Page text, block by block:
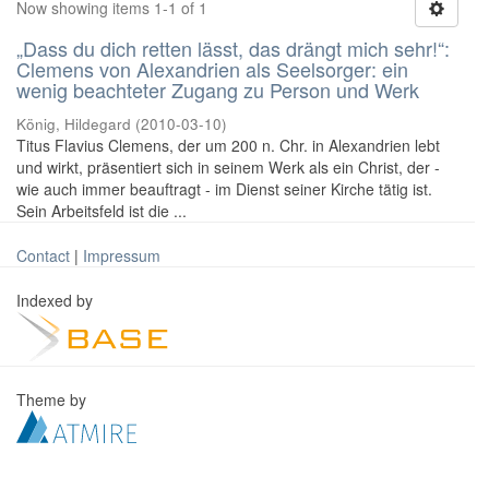
Now showing items 1-1 of 1
„Dass du dich retten lässt, das drängt mich sehr!“:
Clemens von Alexandrien als Seelsorger: ein
wenig beachteter Zugang zu Person und Werk
König, Hildegard (2010-03-10)
Titus Flavius Clemens, der um 200 n. Chr. in Alexandrien lebt
und wirkt, präsentiert sich in seinem Werk als ein Christ, der -
wie auch immer beauftragt - im Dienst seiner Kirche tätig ist.
Sein Arbeitsfeld ist die ...
Contact | Impressum
Indexed by
Theme by